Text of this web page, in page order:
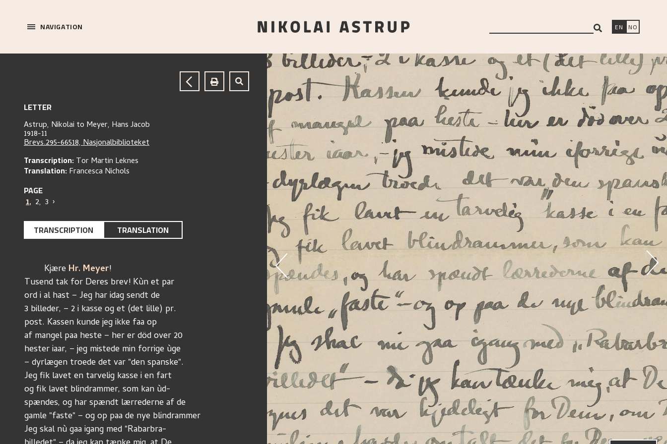
NAVIGATION EN NO
LETTER
Astrup, Nikolai to Meyer, Hans Jacob
1918-11
Brevs.295-66518, Nasjonalbiblioteket
Transcription:Tor Martin Leknes
Translation:Francesca Nichols
PAGE
1, 2, 3 ›
TRANSCRIPTION TRANSLATION
        Kjære
Hr. Meyer!
Tusend tak for Deres brev! Kùn et par
ord i al hast – Jeg har idag sendt de
3 billeder, – 2 i kasse og et (det lille) pr.
post. Kassen kunde jeg ikke faa op
af mangel paa heste – her er död over 20
hester iaar, – jeg mistede min forrige ùge
– dyrlægen troede det var "den spanske".
Jeg fik lavet en tarvelig kasse i en fart
og fik lavet blindrammer, som kan ùd-
spændes, og har spændt lærrederne af de
gamle "faste" – og op paa de nye blindrammer
Jeg skal nù gaa igang med "Rabarbra-